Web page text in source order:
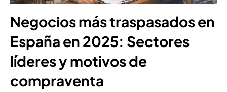
Negocios más traspasados en
España en 2025: Sectores
líderes y motivos de
compraventa